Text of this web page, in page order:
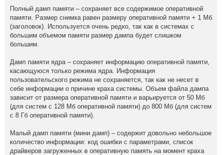
Полный дамп памяти – сохраняет все содержимое оперативной
памяти. Размер снимка равен размеру оперативной памяти + 1 Мб
(заголовок). Используется очень редко, так как в системах с
большим объемом памяти размер дампа будет слишком
большим.
Дамп памяти ядра – сохраняет информацию оперативной памяти,
касающуюся только режима ядра. Информация
пользовательского режима не сохраняется, так как не несет в
себе информации о причине краха системы. Объем файла дампа
зависит от размера оперативной памяти и варьируется от 50 Мб
(для систем с 128 Мб оперативной памяти) до 800 Мб (для систем
с 8 Гб оперативной памяти).
Малый дамп памяти (мини дамп) – содержит довольно небольшое
количество информации: код ошибки с параметрами, список
драйверов загруженных в оперативную память на момент краха